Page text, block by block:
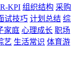
KPI 组织结构 采购
试技巧 计划总结 综
家庭 心理成长 职场
艺 生活常识 体育游